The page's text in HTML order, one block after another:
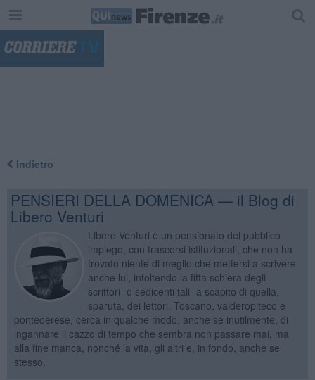
Indietro
PENSIERI DELLA DOMENICA — il Blog di
Libero Venturi
Libero Venturi è un pensionato del pubblico
impiego, con trascorsi istituzionali, che non ha
trovato niente di meglio che mettersi a scrivere
anche lui, infoltendo la fitta schiera degli
scrittori -o sedicenti tali- a scapito di quella,
sparuta, dei lettori. Toscano, valderopiteco e
pontederese, cerca in qualche modo, anche se inutilmente, di
ingannare il cazzo di tempo che sembra non passare mai, ma
alla fine manca, nonché la vita, gli altri e, in fondo, anche se
stesso.